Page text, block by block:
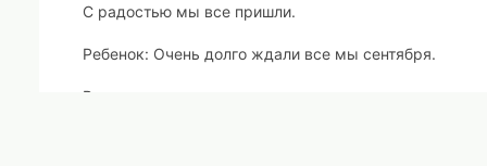
С радостью мы все пришли.
Ребенок: Очень долго ждали все мы сентября.
В садик торопиться снова нам пора.